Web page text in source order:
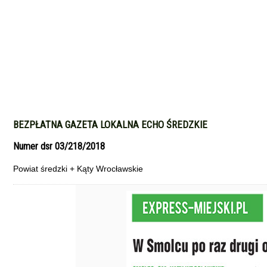
BEZPŁATNA GAZETA LOKALNA ECHO ŚREDZKIE
Numer dsr 03/218/2018
Powiat średzki + Kąty Wrocławskie